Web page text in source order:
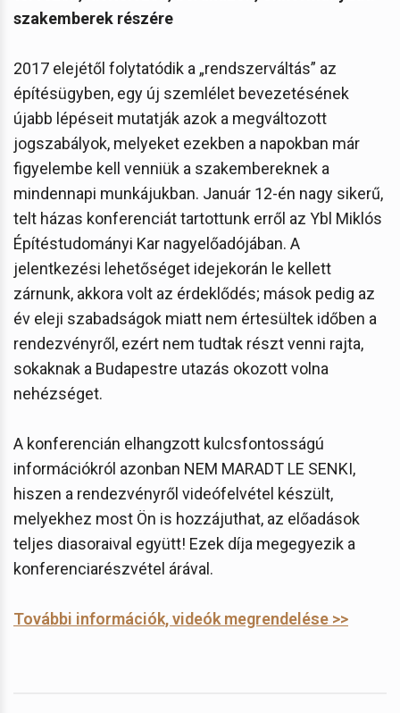
szakemberek részére
2017 elejétől folytatódik a „rendszerváltás” az
építésügyben, egy új szemlélet bevezetésének
újabb lépéseit mutatják azok a megváltozott
jogszabályok, melyeket ezekben a napokban már
figyelembe kell venniük a szakembereknek a
mindennapi munkájukban. Január 12-én nagy sikerű,
telt házas konferenciát tartottunk erről az Ybl Miklós
Építéstudományi Kar nagyelőadójában. A
jelentkezési lehetőséget idejekorán le kellett
zárnunk, akkora volt az érdeklődés; mások pedig az
év eleji szabadságok miatt nem értesültek időben a
rendezvényről, ezért nem tudtak részt venni rajta,
sokaknak a Budapestre utazás okozott volna
nehézséget.
A konferencián elhangzott kulcsfontosságú
információkról azonban NEM MARADT LE SENKI,
hiszen a rendezvényről videófelvétel készült,
melyekhez most Ön is hozzájuthat, az előadások
teljes diasoraival együtt! Ezek díja megegyezik a
konferenciarészvétel árával.
További információk, videók megrendelése >>